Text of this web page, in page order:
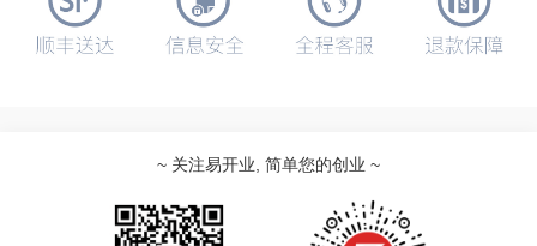
~ 关注易开业, 简单您的创业 ~